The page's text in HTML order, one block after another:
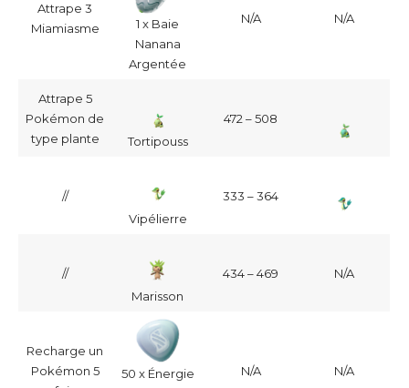
Attrape 3
Miamiasme
1 x Baie
Nanana
Argentée
N/A N/A
Attrape 5
Pokémon de
type plante
Tortipouss
472 – 508
//
Vipélierre
333 – 364
//
Marisson
434 – 469 N/A
Recharge un
Pokémon 5
50 x Énergie
N/A N/A